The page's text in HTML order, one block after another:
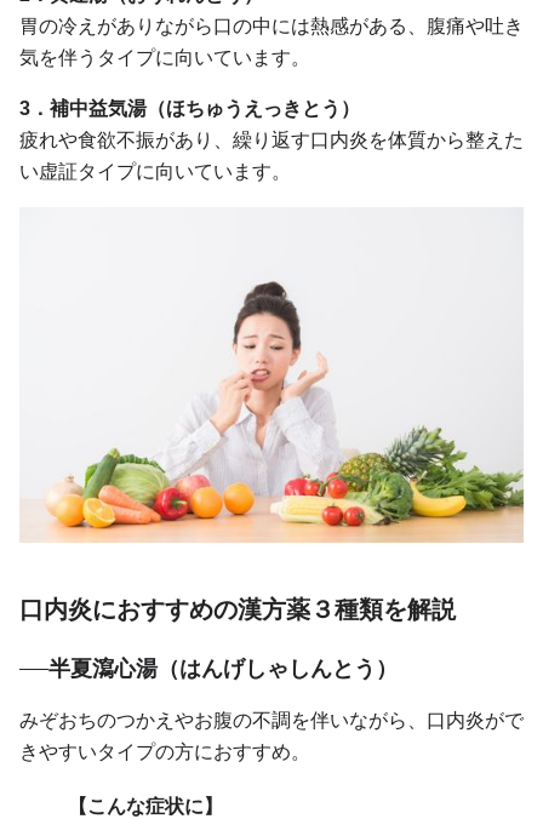
胃の冷えがありながら口の中には熱感がある、腹痛や吐き
気を伴うタイプに向いています。
3．補中益気湯（ほちゅうえっきとう）
疲れや食欲不振があり、繰り返す口内炎を体質から整えた
い虚証タイプに向いています。
口内炎におすすめの漢方薬３種類を解説
半夏瀉心湯（はんげしゃしんとう）
みぞおちのつかえやお腹の不調を伴いながら、口内炎がで
きやすいタイプの方におすすめ。
【こんな症状に】